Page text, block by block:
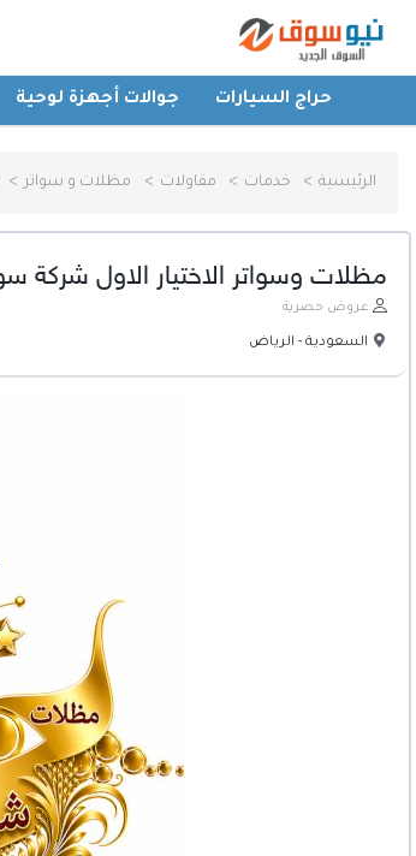
حراج السيارات جوالات أجهزة لوحية
جوالات أجهزة لوحية
إلكترونيات
الرئيسية خدمات مقاولات مظلات و سواتر
مظلات وسواتر الاختيار الاول شركة
عروض حصرية